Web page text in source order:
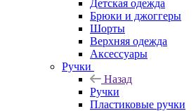
Детская одежда
Брюки и джоггеры
Шорты
Верхняя одежда
Аксессуары
Ручки
Назад
Ручки
Пластиковые ручки